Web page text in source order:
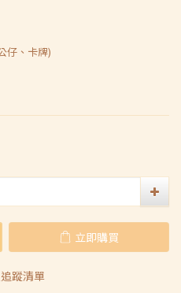
仔、卡牌)
立即購買
蹤清單